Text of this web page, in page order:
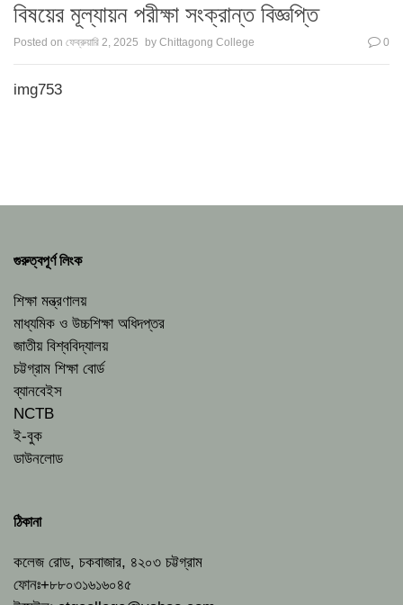
বিষয়ের মূল্যায়ন পরীক্ষা সংক্রান্ত বিজ্ঞপ্তি
Posted on ফেব্রুয়ারি 2, 2025 by Chittagong College 0
img753
গুরুত্বপূর্ণ লিংক
শিক্ষা মন্ত্রণালয়
মাধ্যমিক ও উচ্চশিক্ষা অধিদপ্তর
জাতীয় বিশ্ববিদ্যালয়
চট্টগ্রাম শিক্ষা বোর্ড
ব্যানবেইস
NCTB
ই-বুক
ডাউনলোড
ঠিকানা
কলেজ রোড, চকবাজার, ৪২০৩ চট্টগ্রাম
ফোনঃ+৮৮০৩১৬১৬০৪৫